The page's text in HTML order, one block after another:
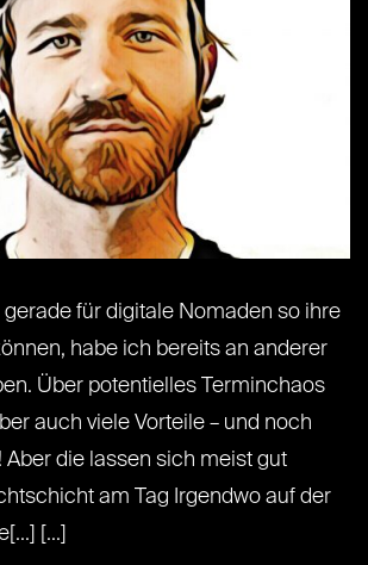
für digitale Nomaden so ihre
habe ich bereits an anderer
Über potentielles Terminchaos
auch viele Vorteile – und noch
Aber die lassen sich meist gut
am Tag Irgendwo auf der
[...]